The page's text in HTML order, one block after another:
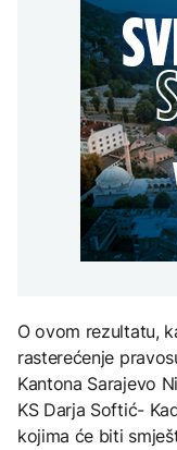
O ovom rezultatu,
rasterećenje
Kantona Sarajevo
KS Darja Softić-
kojima će biti